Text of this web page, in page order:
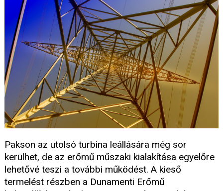
Pakson az utolsó turbina leállására még sor
kerülhet, de az erőmű műszaki kialakítása egyelőre
lehetővé teszi a további működést. A kieső
termelést részben a Dunamenti Erőmű